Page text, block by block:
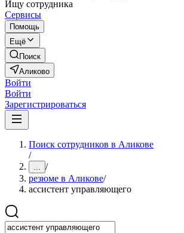
Ищу сотрудника
Сервисы
Помощь
Ещё
Поиск
Аликово
Войти
Войти
Зарегистрироваться
Поиск сотрудников в Аликове
/
... /
резюме в Аликове/
ассистент управляющего